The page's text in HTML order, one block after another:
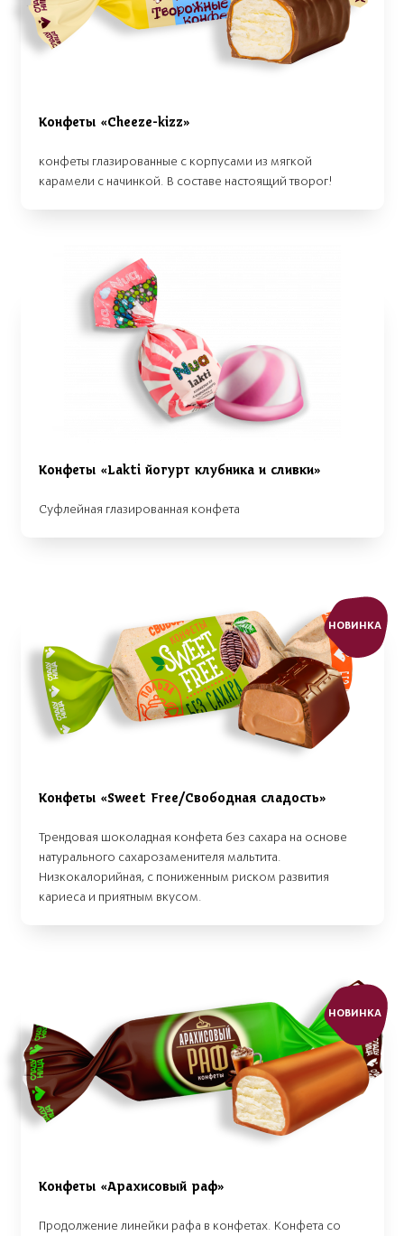
Конфеты «Cheeze-kizz»
конфеты глазированные с корпусами из мягкой
карамели с начинкой. В составе настоящий творог!
Конфеты «Lakti йогурт клубника и сливки»
Суфлейная глазированная конфета
НОВИНКА
Конфеты «Sweet Free/Свободная сладость»
Трендовая шоколадная конфета без сахара на основе
натурального сахарозаменителя мальтита.
Низкокалорийная, с пониженным риском развития
кариеса и приятным вкусом.
НОВИНКА
Конфеты «Арахисовый раф»
Продолжение линейки рафа в конфетах. Конфета со